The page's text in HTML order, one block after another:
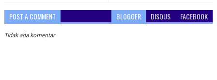
POST A COMMENT BLOGGER DISQUS FACEBOOK
Tidak ada komentar